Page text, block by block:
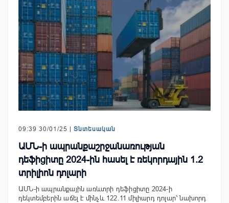
09:39 30/01/25 | Տնտեսական
ԱՄՆ-ի ապրանքաշրջանառության
դեֆիցիտը 2024-ին հասել է ռեկորդային 1.2
տրիլիոն դոլարի
ԱՄՆ-ի ապրանքային առևտրի դեֆիցիտը 2024-ի
դեկտեմբերին աճել է մինչև 122.11 միլիարդ դոլար՝ նախորդ